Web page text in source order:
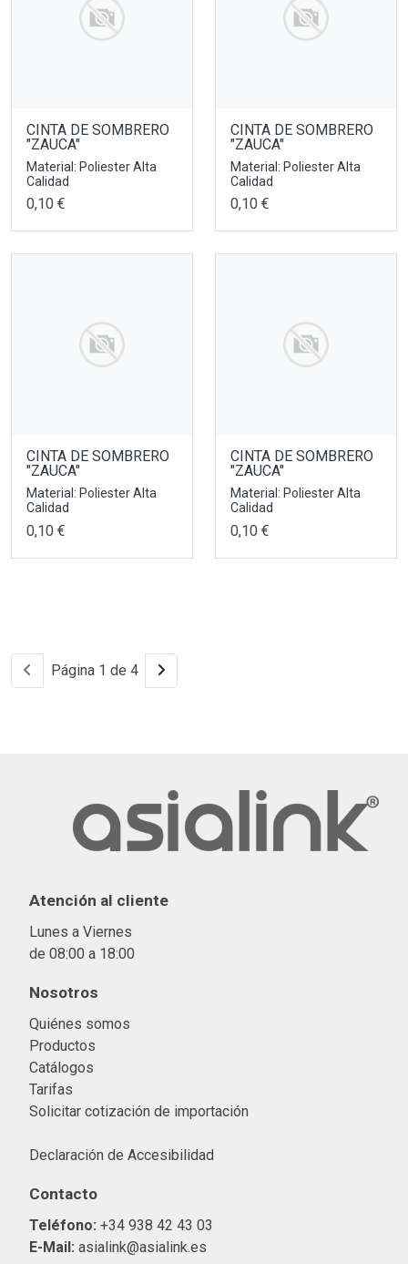
CINTA DE SOMBRERO
"ZAUCA"
Material: Poliester Alta
Calidad
0,10 €
CINTA DE SOMBRERO
"ZAUCA"
Material: Poliester Alta
Calidad
0,10 €
CINTA DE SOMBRERO
"ZAUCA"
Material: Poliester Alta
Calidad
0,10 €
CINTA DE SOMBRERO
"ZAUCA"
Material: Poliester Alta
Calidad
0,10 €
Página 1 de 4
Atención al cliente
Lunes a Viernes
de 08:00 a 18:00
Nosotros
Quiénes somos
Productos
Catálogos
Tarifas
Solicitar cotización de importación
Declaración de Accesibilidad
Contacto
Teléfono: +34 938 42 43 03
E-Mail: asialink@asialink.es